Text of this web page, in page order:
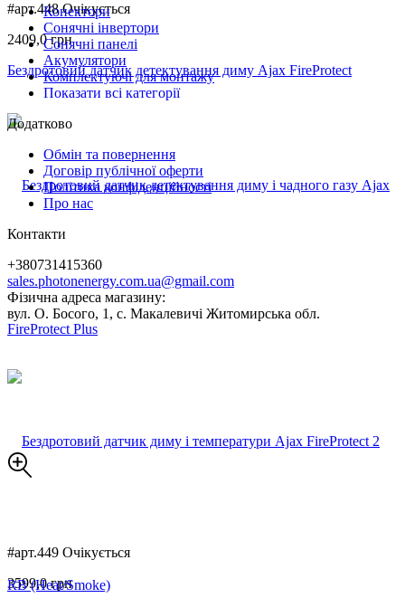
#арт.448 Очікується
2409,0 грн
Бездротовий датчик детектування диму Ajax FireProtect
#арт.449 Очікується
3599,0 грн
Конектори
Сонячні інвертори
Сонячні панелі
Акумулятори
Комплектуючі для монтажу
Показати всі категорії
Додатково
Обмін та повернення
Договір публічної оферти
Політика конфіденційності
Про нас
Контакти
+380731415360
sales.photonenergy.com.ua@gmail.com
Фізична адреса магазину:
вул. О. Босого, 1, с. Макалевичі Житомирська обл.